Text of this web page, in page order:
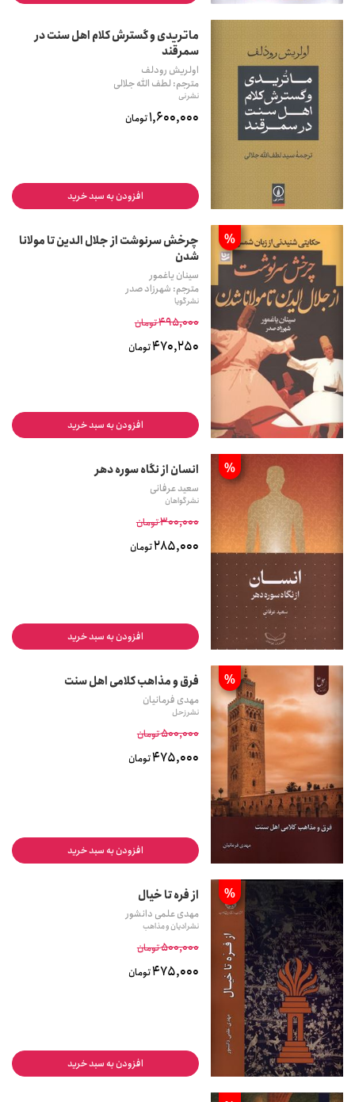
ماتریدی و گسترش کلام اهل سنت در
سمرقند
اولریش رودلف
مترجم: لطف الله جلالی
نشر نی
1,600,000تومان
افزودن به سبد خرید
%
چرخش سرنوشت از جلال الدین تا مولانا
شدن
سینان یاغمور
مترجم: شهرزاد صدر
نشر گویا
495,000تومان
470,250تومان
افزودن به سبد خرید
% انسان از نگاه سوره دهر
سعید عرفانی
نشر گواهان
300,000تومان
285,000تومان
افزودن به سبد خرید
% فرق و مذاهب کلامی اهل سنت
مهدی فرمانیان
نشر زحل
500,000تومان
475,000تومان
افزودن به سبد خرید
% از فره تا خیال
مهدی علمی دانشور
نشر ادیان و مذاهب
500,000تومان
475,000تومان
افزودن به سبد خرید